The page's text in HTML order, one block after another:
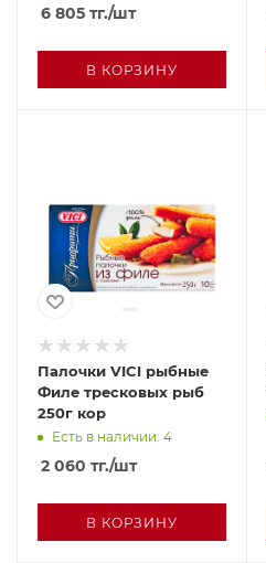
6 805 тг./шт
В КОРЗИНУ
Палочки VICI рыбные
Филе тресковых рыб
250г кор
Есть в наличии: 4
2 060 тг./шт
В КОРЗИНУ